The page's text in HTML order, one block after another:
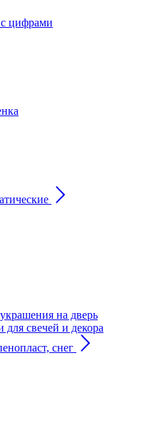
цифрами
на дверь
свечей и декора
снег